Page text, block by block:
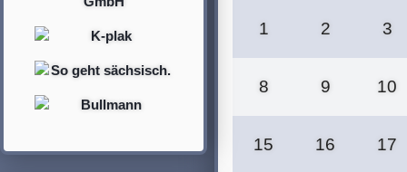
1 2 3
8 9 10
15 16 17